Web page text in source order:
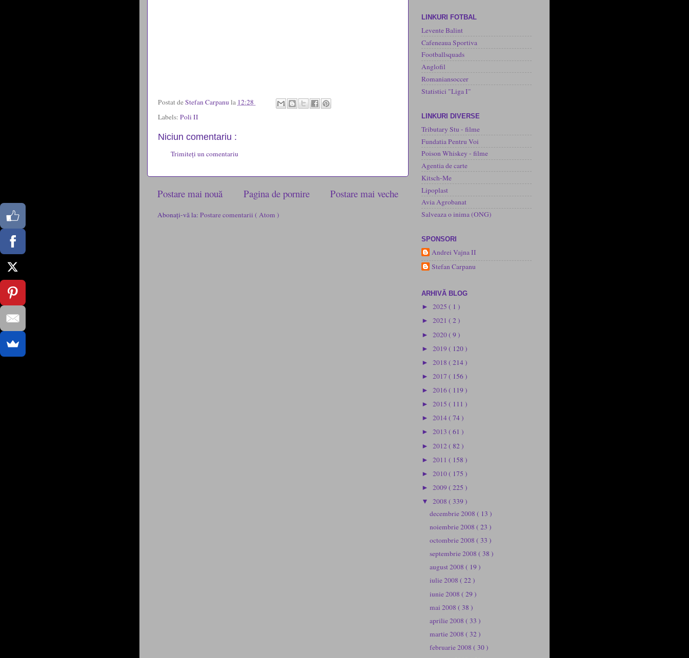
Postat deStefan Carpanula 12:28
Labels: Poli II
Niciun comentariu :
Trimiteți un comentariu
Postare mai nouă Postare mai veche
Pagina de pornire
Abonați-vă la: Postare comentarii ( Atom )
LINKURI FOTBAL
Levente Balint
Cafeneaua Sportiva
Footballsquads
Anglofil
Romaniansoccer
Statistici "Liga I"
LINKURI DIVERSE
Tributary Stu - filme
Fundatia Pentru Voi
Poison Whiskey - filme
Agentia de carte
Kitsch-Me
Lipoplast
Avia Agrobanat
Salveaza o inima (ONG)
SPONSORI
Andrei Vajna II
Stefan Carpanu
ARHIVĂ BLOG
► 2025 ( 1 )
► 2021 ( 2 )
► 2020( 9 )
► 2019 ( 120 )
► 2018 ( 214 )
► 2017 ( 156 )
► 2016( 119 )
► 2015 ( 111 )
► 2014( 74 )
► 2013 ( 61 )
► 2012( 82 )
► 2011 ( 158 )
► 2010( 175 )
► 2009 ( 225 )
▼ 2008 ( 339 )
decembrie 2008( 13 )
noiembrie 2008( 23 )
octombrie 2008( 33 )
septembrie 2008( 38 )
august 2008( 19 )
iulie 2008( 22 )
iunie 2008( 29 )
mai 2008( 38 )
aprilie 2008( 33 )
martie 2008( 32 )
februarie 2008( 30 )